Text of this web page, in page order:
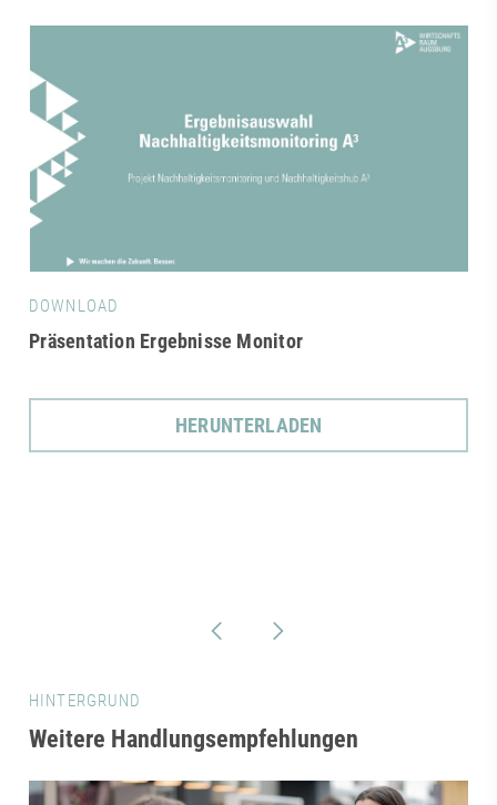
DOWNLOAD
Präsentation Ergebnisse Monitor
HERUNTERLADEN
HINTERGRUND
Weitere Handlungsempfehlungen